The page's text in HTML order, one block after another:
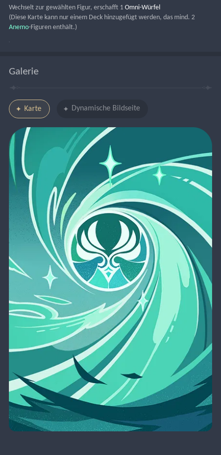
Wechselt zur gewählten Figur, erschafft 1 Omni-Würfel
Anemo-Figuren enthält.)
Galerie
Karte Dynamische Bildseite